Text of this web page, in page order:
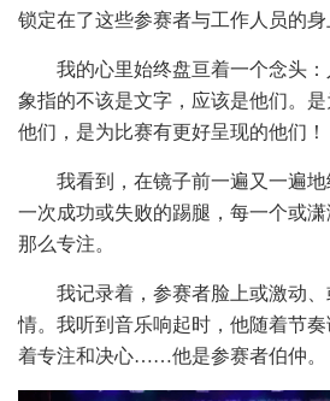
锁定在了这些参赛者与工作人员的身
我的心里始终盘亘着一个念头
象指的不该是文字，应该是他们。
他们，是为比赛有更好呈现的他们！
我看到，在镜子前一遍又一遍
一次成功或失败的踢腿，每一个或
那么专注。
我记录着，参赛者脸上或激动
情。我听到音乐响起时，他随着节
着专注和决心……他是参赛者伯仲。